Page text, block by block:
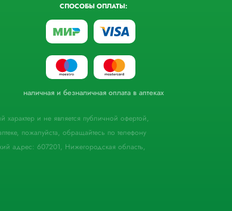
СПОСОБЫ ОПЛАТЫ:
наличная и безналичная оплата в аптеках
характер и не является публичной офертой,
пожалуйста, обращайтесь по телефону
607201, Нижегородская область,